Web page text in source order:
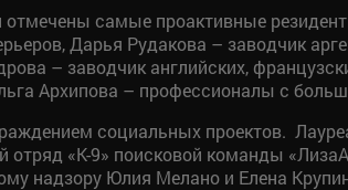
самые проактивные
Дарья Рудакова – заводчик
– заводчик английских,
Архипова – профессионалы с
социальных проектов.
отряд «К-9» поисковой команды
надзору Юлия Мелано и Елена